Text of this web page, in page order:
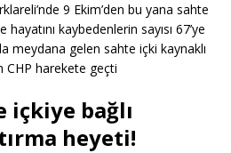
9 Ekim’den bu yana sahte
kaybedenlerin sayısı 67’ye
meydana gelen sahte içki kaynaklı
CHP harekete geçti
içkiye bağlı
heyeti!